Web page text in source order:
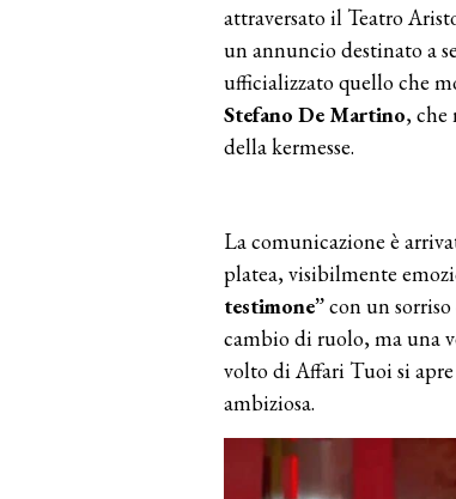
attraversato il Teatro
un annuncio destinato a
ufficializzato quello che
Stefano De Martino, che
della kermesse.
La comunicazione è
platea, visibilmente
testimone”con un
cambio di ruolo, ma una
volto di Affari Tuoi si apre
ambiziosa.